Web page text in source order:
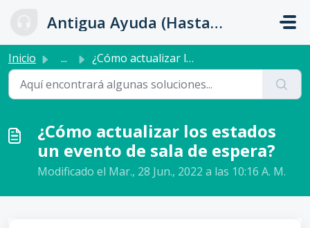
Antigua Ayuda (Hasta 31 de Julio)
Inicio ... ¿Cómo actualizar los estados un evento de sala de espera?
¿Cómo actualizar los estados
un evento de sala de espera?
Modificado el Mar., 28 Jun., 2022 a las 10:16 A. M.